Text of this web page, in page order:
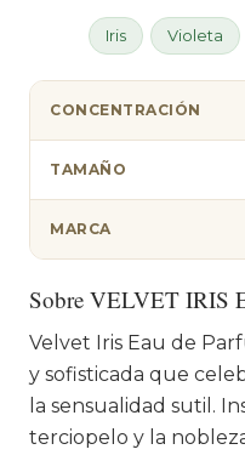
Iris Violeta
CONCENTRACIÓN
TAMAÑO
MARCA
Sobre VELVET IRIS
Velvet Iris Eau de
y sofisticada que
la sensualidad sutil.
terciopelo y la